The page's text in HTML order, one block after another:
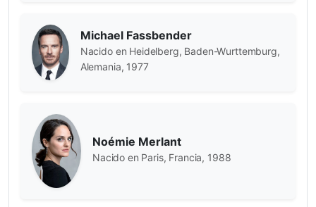
Michael Fassbender
Nacido en Heidelberg, Baden-Wurttemburg,
Alemania, 1977
Noémie Merlant
Nacido en Paris, Francia, 1988